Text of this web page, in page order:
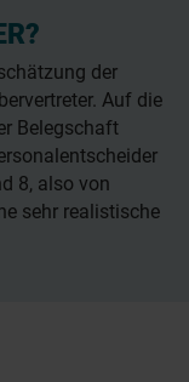
der
Auf die
Belegschaft
8, also von
sehr realistische